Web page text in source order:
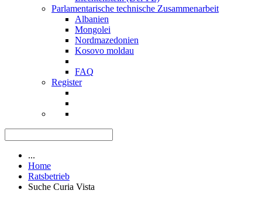
Parlamentarische technische Zusammenarbeit
Albanien
Mongolei
Nordmazedonien
Kosovo moldau
FAQ
Register
...
Home
Ratsbetrieb
Suche Curia Vista